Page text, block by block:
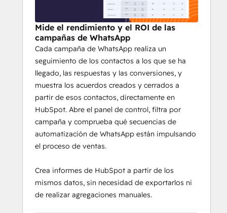
masivas en WhatsApp ni para acceder a las
funciones principales.
¿Ofrecéis ayuda con la
configuración y la
incorporación?
Por supuesto. Nuestro equipo ofrece
orientación gratuita y personalizada para la
configuración y la puesta en marcha ,
adaptada a tu caso concreto.
Demostraciones en directo, sesiones de
continua para que tu equipo esté
operativo rápidamente.
Mide el rendimiento y el ROI de las
campañas de WhatsApp
Cada campaña de WhatsApp realiza un
seguimiento de los contactos a los que se ha
llegado, las respuestas y las conversiones, y
muestra los acuerdos creados y cerrados a
partir de esos contactos, directamente en
HubSpot. Abre el panel de control, filtra por
campaña y comprueba qué secuencias de
automatización de WhatsApp están impulsando
el proceso de ventas.
Crea informes de HubSpot a partir de los
mismos datos, sin necesidad de exportarlos ni
de realizar agregaciones manuales.